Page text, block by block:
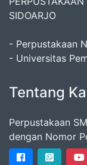
SIDOARJO
- Perpustakaan
- Universitas
Tentang
Perpustakaan
dengan Nomor